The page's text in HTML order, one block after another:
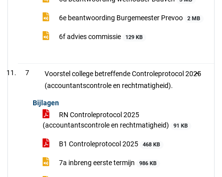
6e beantwoording Burgemeester Prevoo 2 MB
6f advies commissie 129 KB
7
Voorstel college betreffende Controleprotocol 2025
(accountantscontrole en rechtmatigheid).
Bijlagen
RN Controleprotocol 2025
(accountantscontrole en rechtmatigheid)
91 KB
B1 Controleprotocol 2025 468 KB
7a inbreng eerste termijn 986 KB